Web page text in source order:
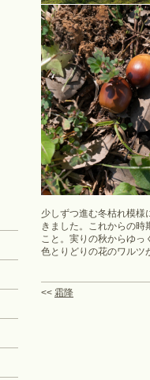
少しずつ進む冬枯れ模様
きました。これからの
こと。実りの秋からゆっ
色とりどりの花のワルツ
<< 霜降